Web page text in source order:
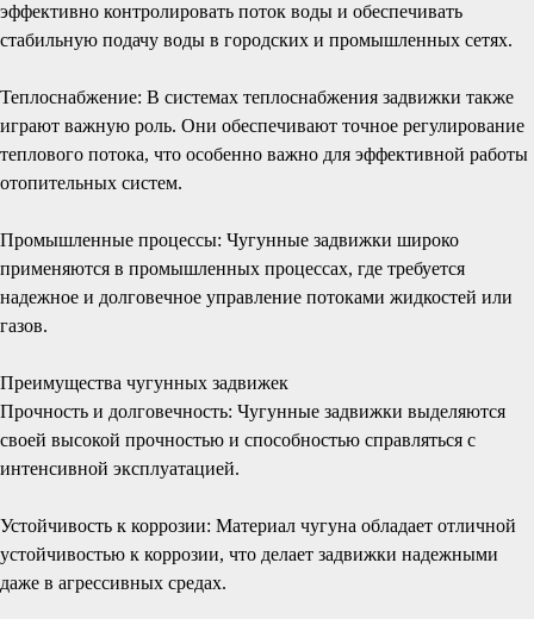
эффективно контролировать поток воды и обеспечивать
стабильную подачу воды в городских и промышленных сетях.
Теплоснабжение: В системах теплоснабжения задвижки также
играют важную роль. Они обеспечивают точное регулирование
теплового потока, что особенно важно для эффективной работы
отопительных систем.
Промышленные процессы: Чугунные задвижки широко
применяются в промышленных процессах, где требуется
надежное и долговечное управление потоками жидкостей или
газов.
Преимущества чугунных задвижек
Прочность и долговечность: Чугунные задвижки выделяются
своей высокой прочностью и способностью справляться с
интенсивной эксплуатацией.
Устойчивость к коррозии: Материал чугуна обладает отличной
устойчивостью к коррозии, что делает задвижки надежными
даже в агрессивных средах.